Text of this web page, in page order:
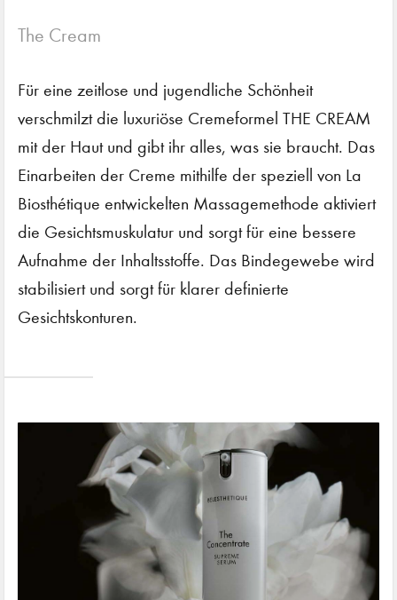
The Cream
Für eine zeitlose und jugendliche Schönheit
verschmilzt die luxuriöse Cremeformel THE CREAM
mit der Haut und gibt ihr alles, was sie braucht. Das
Einarbeiten der Creme mithilfe der speziell von La
Biosthétique entwickelten Massagemethode aktiviert
die Gesichtsmuskulatur und sorgt für eine bessere
Aufnahme der Inhaltsstoffe. Das Bindegewebe wird
stabilisiert und sorgt für klarer definierte
Gesichtskonturen.